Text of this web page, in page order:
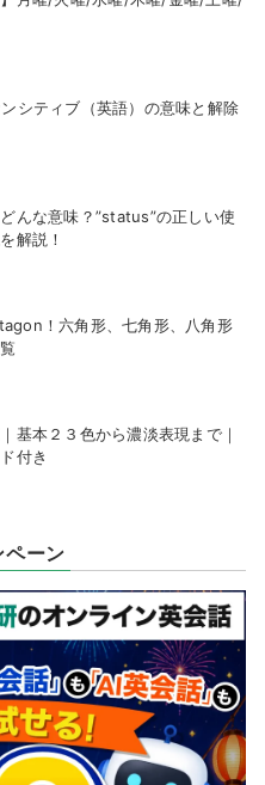
シティブ（英語）の意味と解除
んな意味？”status”の正しい使
解説！
！六角形、七角形、八角形
基本２３色から濃淡表現まで｜
付き
ーン